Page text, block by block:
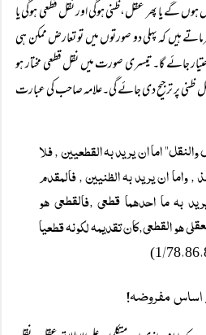
گے یا پھر عقل،ظنی ہوگی اور نقل قطعی ہوگی یا
ہیں کہ پہلی دو صورتوں میں تو تعارض ممکن ہی
جائے گا۔تیسری صورت میں نقل قطعی مختار ہو
ظنی پر ترجیح دی جائے گی۔علامہ صاحب کی عبارت
اما ان يريد بہ القطعيين , فلا
واما ان يريد بہ الظنيين , فالمقدم
بہ ما احدھما قطعی ,فالقطعی ھو
ھو القطعی,كان تقديمہ لكونہ قطعيا
/78،86،
اساس مفروضہ!